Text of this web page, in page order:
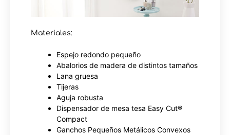
Materiales:
Espejo redondo pequeño
Abalorios de madera de distintos tamaños
Lana gruesa
Tijeras
Aguja robusta
Dispensador de mesa tesa Easy Cut®
Compact
Ganchos Pequeños Metálicos Convexos